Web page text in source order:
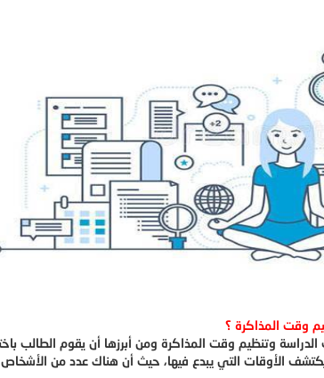
وقت المذاكرة ؟
وتنظيم وقت المذاكرة ومن أبرزها أن يقوم الطالب
يكتشف الأوقات التي يبدع فيها، حيث أن هناك عدد من